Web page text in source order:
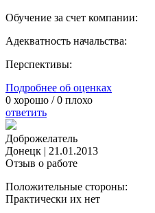
Обучение за счет компании:
Адекватность начальства:
Перспективы:
Подробнее об оценках
0 хорошо /0 плохо
ответить
Доброжелатель
Донецк | 21.01.2013
Отзыв о работе
Положительные стороны:
Практически их нет